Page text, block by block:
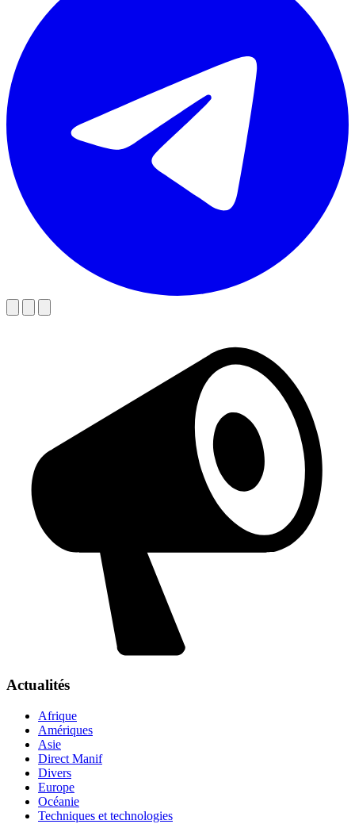
Actualités
Afrique
Amériques
Asie
Direct Manif
Divers
Europe
Océanie
Techniques et technologies